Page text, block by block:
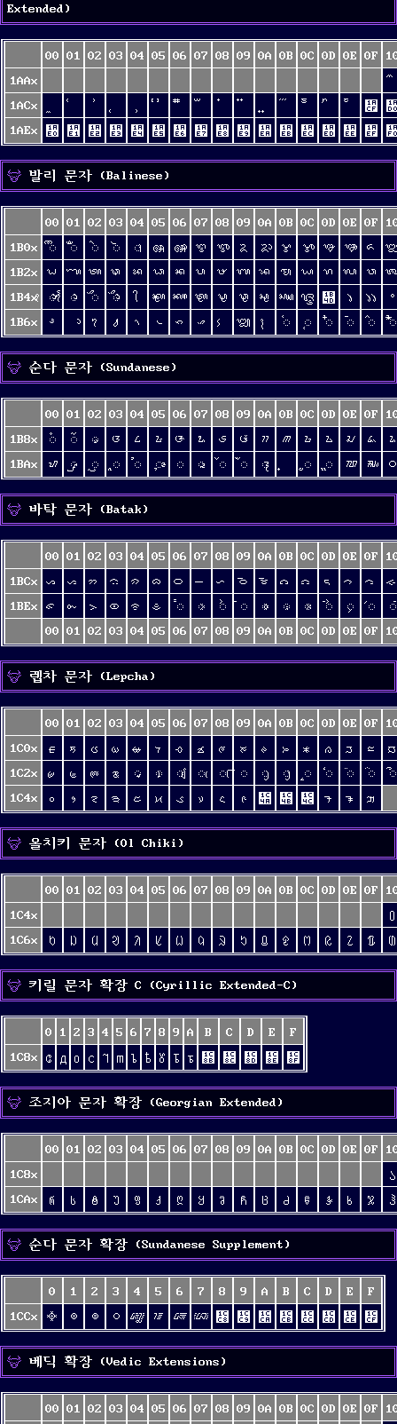
Extended)
00 01 02 03 04 05 06 07 08 09 0A 0B 0C 0D 0E 0F
1AAx
1ACx
᫏
1AEx
᫠ ᫡ ᫢ ᫣ ᫤ ᫥ ᫦ ᫧ ᫨ ᫩ ᫪ ᫫ ᫬ ᫭ ᫮ ᫯
발리 문자 (Balinese)
00 01 02 03 04 05 06 07 08 09 0A 0B 0C 0D 0E 0F
1B0x
ᬀ ᬁ ᬂ ᬃ ᬄ ᬅ ᬆ ᬇ ᬈ ᬉ ᬊ ᬋ ᬌ ᬍ ᬎ ᬏ
1B2x
ᬠ ᬡ ᬢ ᬣ ᬤ ᬥ ᬦ ᬧ ᬨ ᬩ ᬪ ᬫ ᬬ ᬭ ᬮ ᬯ
1B4x
ᭀ ᭁ ᭂ ᭃ ᭅ ᭆ ᭇ ᭈ ᭉ ᭊ ᭋ ᭌ ᭍ ᭎ ᭏
1B6x
᭠ ᭡ ᭢ ᭣ ᭤ ᭥ ᭦ ᭧ ᭨ ᭩ ᭪ ᭫ ᭬ ᭭ ᭮ ᭯ ᭰
순다 문자 (Sundanese)
00 01 02 03 04 05 06 07 08 09 0A 0B 0C 0D 0E 0F
1B8x
ᮀ ᮁ ᮂ ᮃ ᮄ ᮅ ᮆ ᮇ ᮈ ᮉ ᮊ ᮋ ᮌ ᮍ ᮎ ᮏ
1BAx
ᮠ ᮡ ᮢ ᮣ ᮤ ᮥ ᮦ ᮧ ᮨ ᮩ ᮪ ᮬ ᮭ ᮮ ᮯ
바탁 문자 (Batak)
00 01 02 03 04 05 06 07 08 09 0A 0B 0C 0D 0E 0F
1BCx
ᯀ ᯁ ᯂ ᯃ ᯄ ᯅ ᯆ ᯇ ᯈ ᯉ ᯊ ᯋ ᯌ ᯍ ᯎ ᯏ
1BEx
ᯠ ᯡ ᯢ ᯣ ᯤ ᯥ ᯦ ᯧ ᯨ ᯩ ᯪ ᯫ ᯬ ᯭ ᯮ ᯯ
ᯰ
00 01 02 03 04 05 06 07 08 09 0A 0B 0C 0D 0E 0F
렙차 문자 (Lepcha)
00 01 02 03 04 05 06 07 08 09 0A 0B 0C 0D 0E 0F
1C0x
ᰀ ᰁ ᰂ ᰃ ᰄ ᰅ ᰆ ᰇ ᰈ ᰉ ᰊ ᰋ ᰌ ᰍ ᰎ ᰏ
1C2x
ᰠ ᰡ ᰢ ᰣ ᰤ ᰥ ᰦ ᰧ ᰨ ᰩ ᰪ ᰫ ᰬ ᰭ ᰮ ᰯ
ᰰ
1C4x
᱀ ᱁ ᱂ ᱃ ᱄ ᱅ ᱆ ᱇ ᱈ ᱉ ᱊ ᱋ ᱌ ᱍ ᱎ ᱏ
올치키 문자 (Ol Chiki)
00 01 02 03 04 05 06 07 08 09 0A 0B 0C 0D 0E 0F
1C4x
᱐
1C6x
ᱠ ᱡ ᱢ ᱣ ᱤ ᱥ ᱦ ᱧ ᱨ ᱩ ᱪ ᱫ ᱬ ᱭ ᱮ ᱯ ᱰ
키릴 문자 확장 C (Cyrillic Extended-C)
0 1 2 3 4 5 6 7 8 9 A B C D E
F
1C8x
ᲀ ᲁ ᲂ ᲃ ᲄ ᲅ ᲆ ᲇ ᲈ Ᲊ ᲊ ᲋ ᲌ ᲍ ᲎ ᲏
조지아 문자 확장 (Georgian Extended)
00 01 02 03 04 05 06 07 08 09 0A 0B 0C 0D 0E 0F
1C8x
Ა
1CAx
Რ Ს Ტ Უ Ფ Ქ Ღ Ყ Შ Ჩ Ც Ძ Წ Ჭ Ხ Ჯ Ჰ
순다 문자 확장 (Sundanese Supplement)
0 1 2 3 4 5 6 7 8 9 A B C D E
F
1CCx
᳀ ᳁ ᳂ ᳃ ᳄ ᳅ ᳆ ᳇ ᳈ ᳉ ᳊ ᳋ ᳌ ᳍ ᳎ ᳏
베딕 확장 (Vedic Extensions)
00 01 02 03 04 05 06 07 08 09 0A 0B 0C 0D 0E 0F